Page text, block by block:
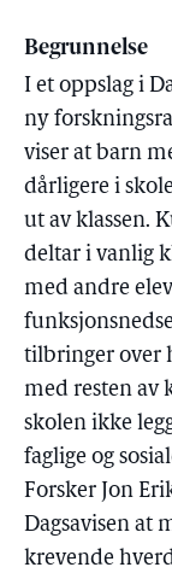
Begrunnelse
I et oppslag i
ny
viser at barn
dårligere i
ut av klassen.
deltar i vanlig
med andre
tilbringer over
med resten av
skolen ikke
faglige og
Forsker Jon
Dagsavisen at
krevende